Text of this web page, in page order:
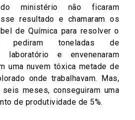
ministério não ficaram
resultado e chamaram os
de Química para resolver o
pediram toneladas de
laboratório e envenenaram
uma nuvem tóxica metade de
onde trabalhavam. Mas,
meses, conseguiram uma
de produtividade de 5%.